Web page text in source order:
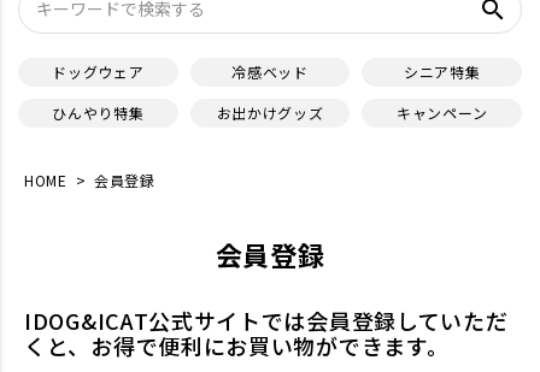
search
ドッグウェア 冷感ベッド
シニア特集
ひんやり特集
お出かけグッズ キャンペーン
HOME 会員登録
会員登録
IDOG&ICAT公式サイトでは会員登録していただ
くと、お得で便利にお買い物ができます。